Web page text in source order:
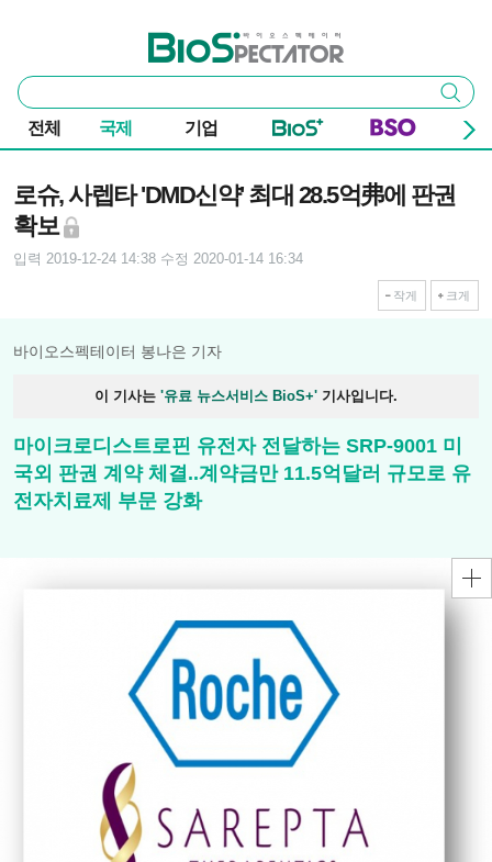
바이오스펙테이터
통
합
검
색
검색
전체 국제 기업
로슈, 사렙타 'DMD신약' 최대 28.5억弗에 판권
확보
입력 2019-12-24 14:38 수정 2020-01-14 16:34
작게 크게
바이오스펙테이터 봉나은 기자
이 기사는 '유료 뉴스서비스 BioS+' 기사입니다.
마이크로디스트로핀 유전자 전달하는 SRP-9001 미
국외 판권 계약 체결..계약금만 11.5억달러 규모로 유
전자치료제 부문 강화